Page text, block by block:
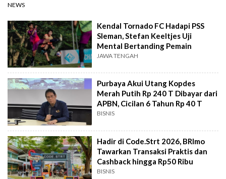
NEWS
Kendal Tornado FC Hadapi PSS
Sleman, Stefan Keeltjes Uji
Mental Bertanding Pemain
JAWA TENGAH
Purbaya Akui Utang Kopdes
Merah Putih Rp 240 T Dibayar dari
APBN, Cicilan 6 Tahun Rp 40 T
BISNIS
Hadir di Code.Strt 2026, BRImo
Tawarkan Transaksi Praktis dan
Cashback hingga Rp50 Ribu
BISNIS